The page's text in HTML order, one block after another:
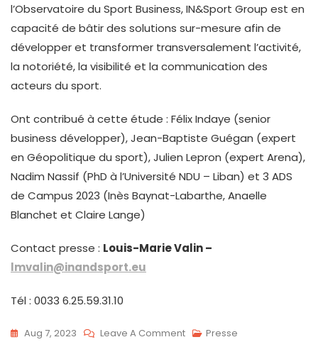
l’Observatoire du Sport Business, IN&Sport Group est en
capacité de bâtir des solutions sur-mesure afin de
développer et transformer transversalement l’activité,
la notoriété, la visibilité et la communication des
acteurs du sport.
Ont contribué à cette étude : Félix Indaye (senior
business développer), Jean-Baptiste Guégan (expert
en Géopolitique du sport), Julien Lepron (expert Arena),
Nadim Nassif (PhD à l’Université NDU – Liban) et 3 ADS
de Campus 2023 (Inès Baynat-Labarthe, Anaelle
Blanchet et Claire Lange)
Contact presse : Louis-Marie Valin –
lmvalin@inandsport.eu
Tél : 0033 6.25.59.31.10
Aug 7, 2023 Leave A CommentOn Presse